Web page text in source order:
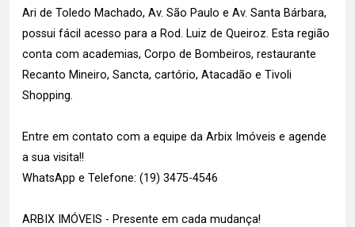
Ari de Toledo Machado, Av. São Paulo e Av. Santa Bárbara,
possui fácil acesso para a Rod. Luiz de Queiroz. Esta região
conta com academias, Corpo de Bombeiros, restaurante
Recanto Mineiro, Sancta, cartório, Atacadão e Tivoli
Shopping.
Entre em contato com a equipe da Arbix Imóveis e agende
a sua visita!!
WhatsApp e Telefone: (19) 3475-4546
ARBIX IMÓVEIS - Presente em cada mudança!